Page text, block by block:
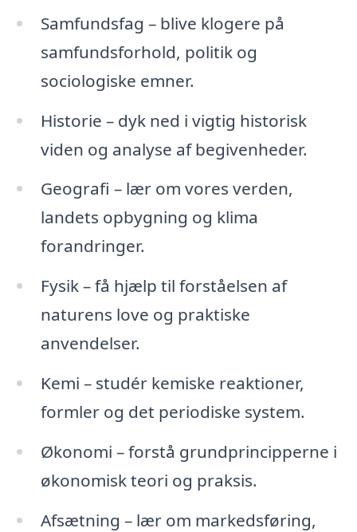
Samfundsfag – blive klogere på
samfundsforhold, politik og
sociologiske emner.
Historie – dyk ned i vigtig historisk
viden og analyse af begivenheder.
Geografi – lær om vores verden,
landets opbygning og klima
forandringer.
Fysik – få hjælp til forståelsen af
naturens love og praktiske
anvendelser.
Kemi – studér kemiske reaktioner,
formler og det periodiske system.
Økonomi – forstå grundprincipperne i
økonomisk teori og praksis.
Afsætning – lær om markedsføring,